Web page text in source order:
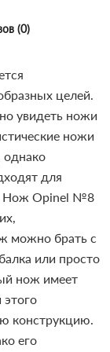
(0)
целей.
увидеть ножи
ножи
однако
для
Нож Opinel №8
можно брать с
или просто
нож имеет
этого
конструкцию.
его